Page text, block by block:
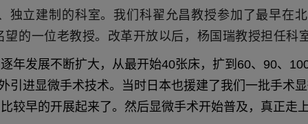
独立建制的科室。我们科翟允昌教授参加了最早在
的一位老教授。改革开放以后，杨国瑞教授担任科
年发展不断扩大，从最开始40张床，扩到60、90、
引进显微手术技术。当时日本也援建了我们一批手术
较早的开展起来了。然后显微手术开始普及，真正走